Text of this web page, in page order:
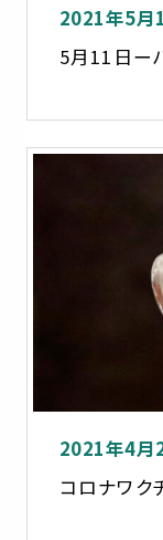
2021年5月
5月11日ー
2021年4月
コロナワク